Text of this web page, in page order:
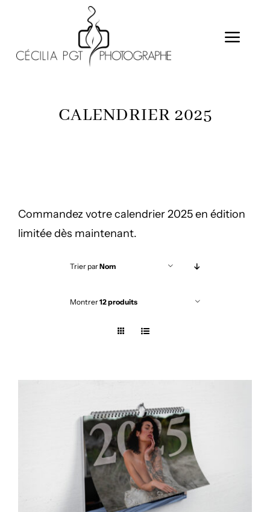
contenu
MES PRESTATIONS
CONTACT
CALENDRIER 2025
Commandez votre calendrier 2025 en édition
limitée dès maintenant.
Trier parNom
Montrer12 produits